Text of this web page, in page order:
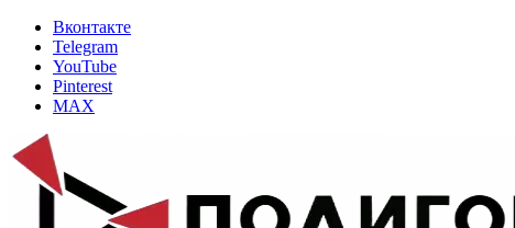
Вконтакте
Telegram
YouTube
Pinterest
MAX